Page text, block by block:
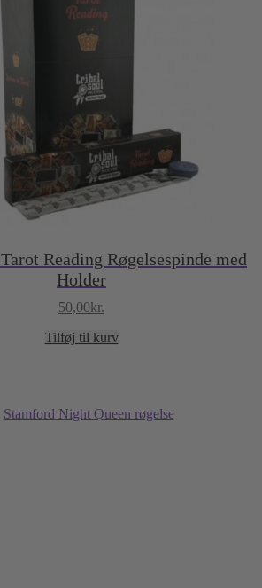
Reading Røgelsespinde med
Holder
50,00kr.
Tilføj til kurv